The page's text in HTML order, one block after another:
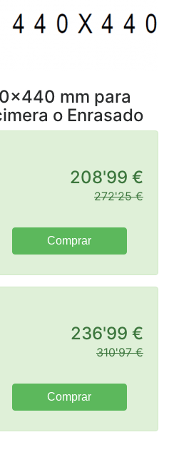
mm para
o Enrasado
208'99 €
272'25 €
Comprar
236'99 €
310'97 €
Comprar